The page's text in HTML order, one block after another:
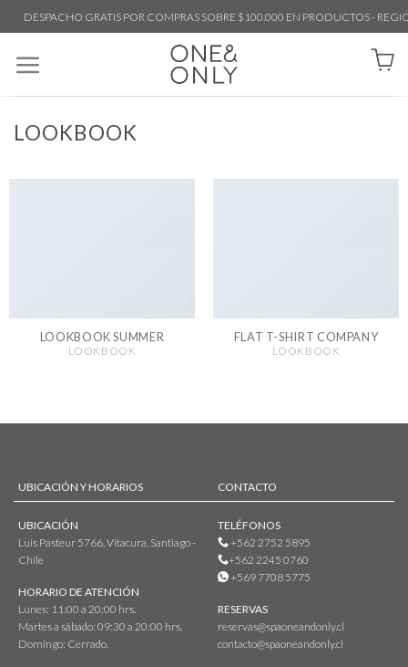
DESPACHO GRATIS POR COMPRAS SOBRE $100.000 EN PRODUCTOS -
LOOKBOOK
LOOKBOOK SUMMER
LOOKBOOK
FLAT T-SHIRT COMPANY
LOOKBOOK
UBICACIÓN Y HORARIOS
UBICACIÓN
Luis Pasteur 5766, Vitacura, Santiago -
Chile
HORARIO DE ATENCIÓN
Lunes: 11:00 a 20:00 hrs.
Martes a sábado: 09:30 a 20:00 hrs.
Domingo: Cerrado.
CONTACTO
TELÉFONOS
+562 2752 5895
+562 2245 0760
+569 7708 5775
RESERVAS
reservas@spaoneandonly.cl
contacto@spaoneandonly.cl